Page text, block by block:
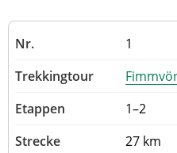
1
1–2
27 km